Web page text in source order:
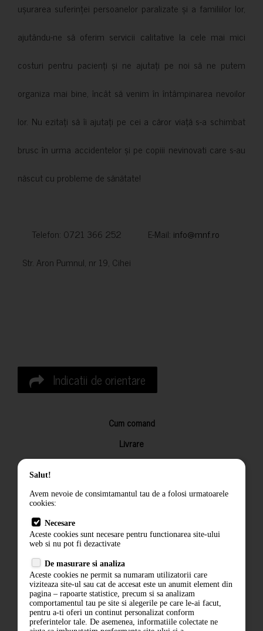
ușurarea suferinței persoanelor paralizate și a familiilor lor,
ajutându-ne să oferim servicii calitative la cele mai mici
costuri pentru pacienți și ne ajutați pe noi să ne putem
organiza mai bine, încât să venim în întâmpinarea nevoilor
lor. Nu ezitați să îi ajutați pe cei a căror viață s-a schimbat
brusc în urma accidentelor și pe copiii nevinovati care s-au
născut cu probleme de sănătate!
Telefon: 0721 366 252 E-Mail: info@mnf.ro
Str. Aron Pumnul, nr 19, Cihei
Indicatii de orientare
Cum comand
Livrare
Returnarea produselor
Termeni si conditii
Politica de confidentialitate
ANPC
Salut!
Avem nevoie de consimtamantul tau de a folosi urmatoarele
cookies:
Necesare
Aceste cookies sunt necesare pentru functionarea site-ului
web si nu pot fi dezactivate
De masurare si analiza
Aceste cookies ne permit sa numaram utilizatorii care
viziteaza site-ul sau cat de accesat este un anumit element din
pagina – rapoarte statistice, precum si sa analizam
comportamentul tau pe site si alegerile pe care le-ai facut,
pentru a-ti oferi un continut personalizat conform
preferintelor tale. De asemenea, informatiile colectate ne